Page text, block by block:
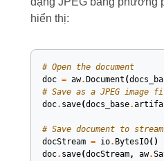
hiển thị:
# Open the document
doc = aw. Document (
# Save as a JPEG
doc. save(docs_base.
# Save document to
docStream = io. BytesIO()
doc. save(docStream, aw.